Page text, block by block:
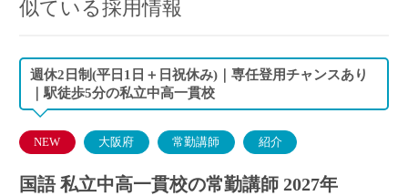
似ている採用情報
週休2日制(平日1日＋日祝休み)｜専任登用チャンスあり
｜駅徒歩5分の私立中高一貫校
NEW 大阪府 常勤講師 紹介
国語 私立中高一貫校の常勤講師 2027年